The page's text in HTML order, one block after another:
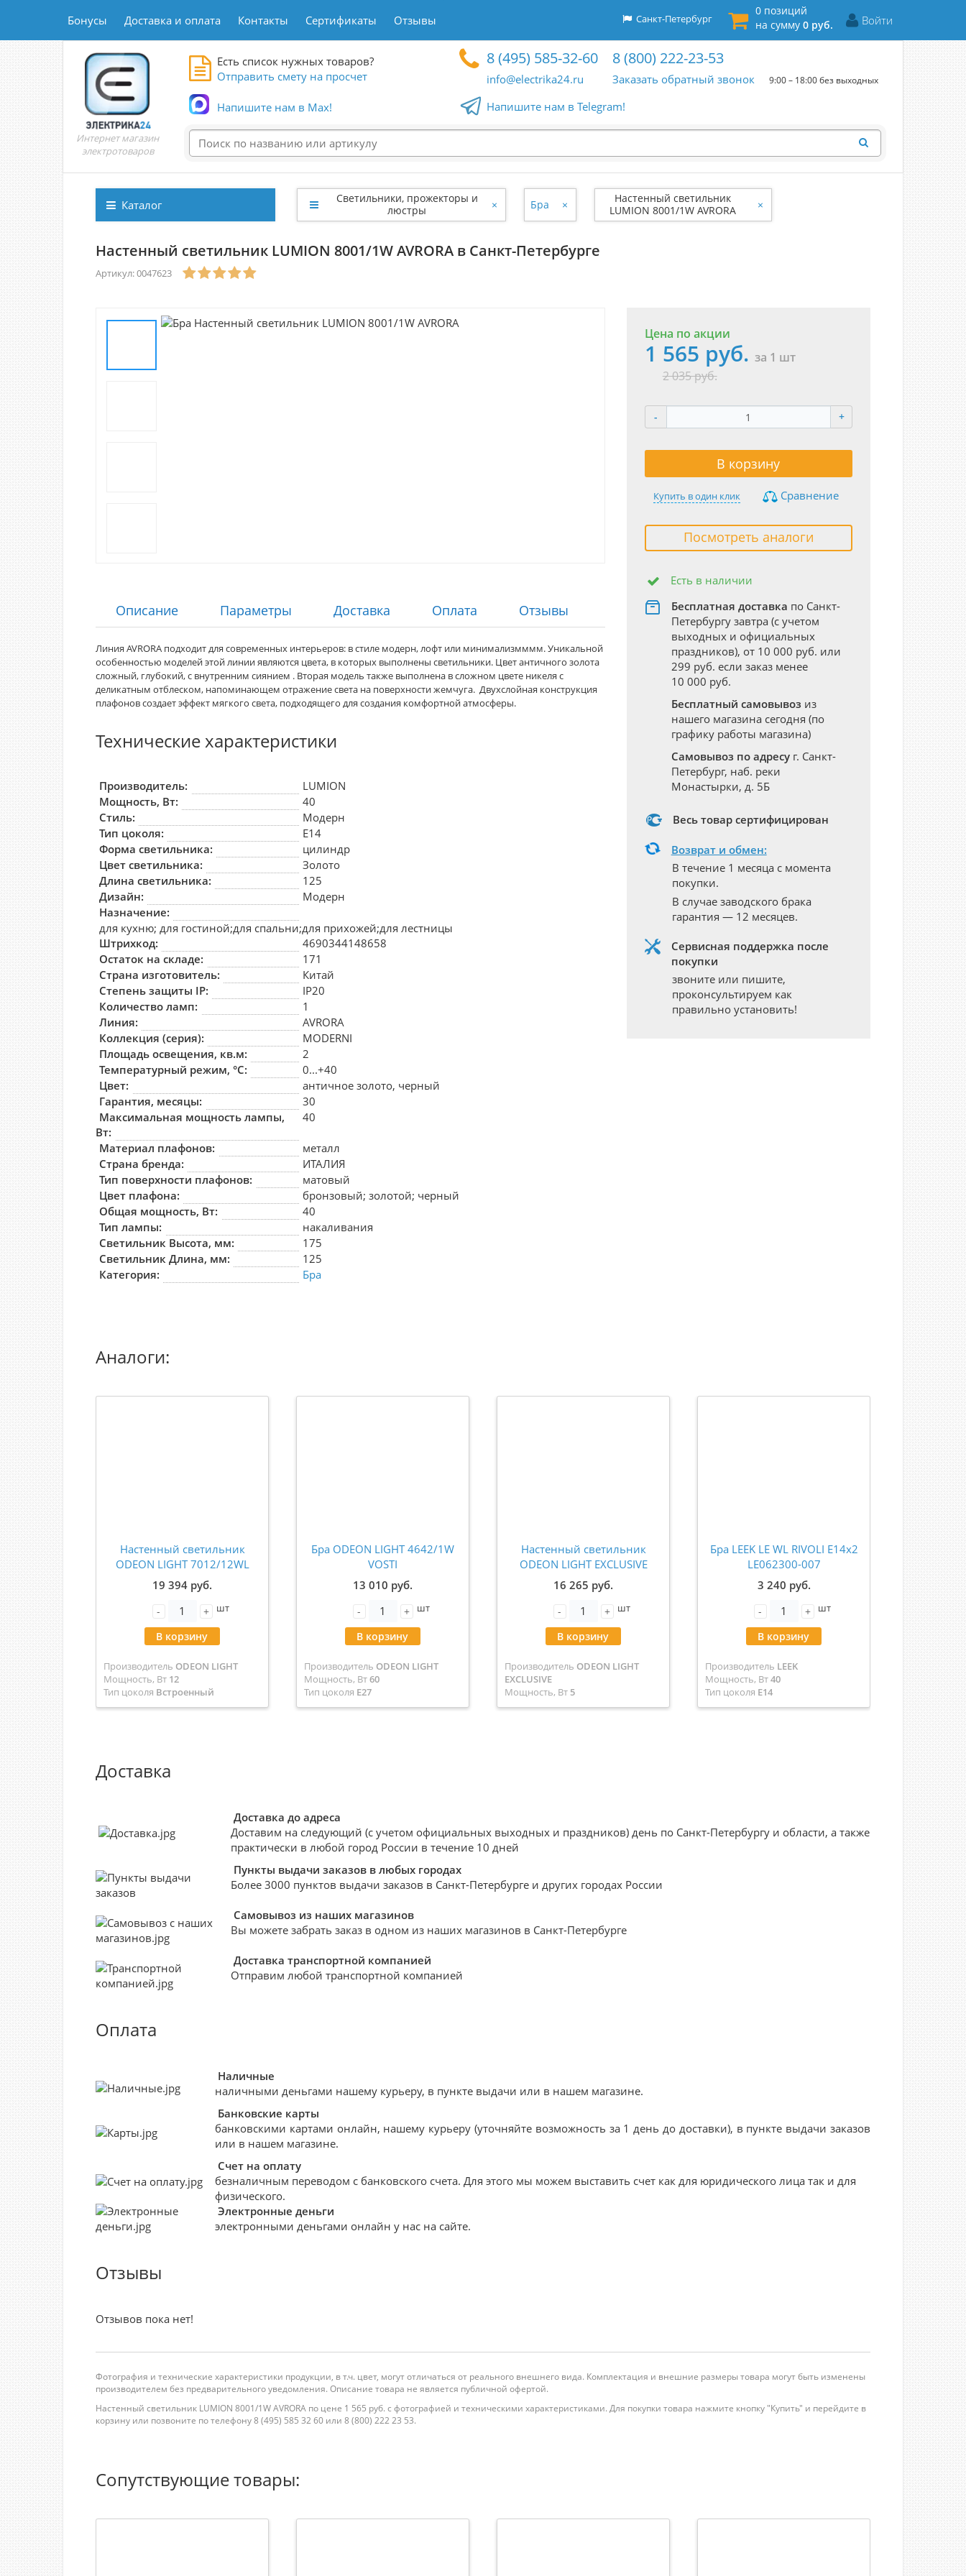
Бонусы Доставка и оплата Контакты Сертификаты Отзывы Войти
0 позиций
на сумму 0 руб.
Санкт-Петербург
Интернет магазин
электротоваров
Есть список нужных товаров?
Отправить смету на просчет
Напишите нам в Max!
8 (495) 585-32-60
info@electrika24.ru
8 (800) 222-23-53
Заказать обратный звонок 9:00 – 18:00 без выходных
Напишите нам в Telegram!
Каталог
Светильники, прожекторы и
люстры
× Бра ×
Настенный светильник
LUMION 8001/1W AVRORA
×
Настенный светильник LUMION 8001/1W AVRORA в Санкт-Петербурге
Артикул: 0047623
Цена по акции
1 565 руб. за 1 шт
2 035 руб.
- +
В корзину
Купить в один клик Сравнение
Посмотреть аналоги
Есть в наличии
Бесплатная доставка по Санкт-
Петербургу завтра (с учетом
выходных и официальных
праздников), от 10 000 руб. или
299 руб. если заказ менее
10 000 руб.
Бесплатный самовывоз из
нашего магазина сегодня (по
графику работы магазина)
Самовывоз по адресуг. Санкт-
Петербург, наб. реки
Монастырки, д. 5Б
Весь товар сертифицирован
Возврат и обмен:
В течение 1 месяца с момента
покупки.
В случае заводского брака
гарантия — 12 месяцев.
Сервисная поддержка после
покупки
звоните или пишите,
проконсультируем как
правильно установить!
Описание Параметры Доставка Оплата Отзывы
Линия AVRORA подходит для современных интерьеров: в стиле модерн, лофт или минимализмммм. Уникальной
особенностью моделей этой линии являются цвета, в которых выполнены светильники. Цвет античного золота
сложный, глубокий, с внутренним сиянием . Вторая модель также выполнена в сложном цвете никеля с
деликатным отблеском, напоминающем отражение света на поверхности жемчуга. Двухслойная конструкция
плафонов создает эффект мягкого света, подходящего для создания комфортной атмосферы.
Технические характеристики
Производитель:
LUMION
Мощность, Вт:
40
Стиль:
Модерн
Тип цоколя:
E14
Форма светильника:
цилиндр
Цвет светильника:
Золото
Длина светильника:
125
Дизайн:
Модерн
Назначение:
для кухню; для гостиной;для спальни;для прихожей;для лестницы
Штрихкод:
4690344148658
Остаток на складе:
171
Страна изготовитель:
Китай
Степень защиты IP:
IP20
Количество ламп:
1
Линия:
AVRORA
Коллекция (серия):
MODERNI
Площадь освещения, кв.м:
2
Температурный режим, °С:
0...+40
Цвет:
античное золото, черный
Гарантия, месяцы:
30
Максимальная мощность лампы,
Вт:
40
Материал плафонов:
металл
Страна бренда:
ИТАЛИЯ
Тип поверхности плафонов:
матовый
Цвет плафона:
бронзовый; золотой; черный
Общая мощность, Вт:
40
Тип лампы:
накаливания
Светильник Высота, мм:
175
Светильник Длина, мм:
125
Категория:
Бра
Аналоги:
Настенный светильник
ODEON LIGHT 7012/12WL
TERRAZZO LED
19 394 руб.
- + шт
В корзину
Производитель ODEON LIGHT
Мощность, Вт 12
Тип цоколя Встроенный
светодиод (LED)
Бра ODEON LIGHT 4642/1W
VOSTI
13 010 руб.
- + шт
В корзину
Производитель ODEON LIGHT
Мощность, Вт60
Тип цоколя E27
Артикул0042550
Настенный светильник
ODEON LIGHT EXCLUSIVE
5445/5WL LISTVA G4 LED
16 265 руб.
- + шт
В корзину
Производитель ODEON LIGHT
EXCLUSIVE
Мощность, Вт 5
Тип цоколяG9
Бра LEEK LE WL RIVOLI E14х2
LE062300-007
3 240 руб.
- + шт
В корзину
Производитель LEEK
Мощность, Вт40
Тип цоколя E14
АртикулLE062300-007
Доставка
Доставка до адреса
Доставим на следующий (с учетом официальных выходных и праздников) день по Санкт-Петербургу и области, а также
практически в любой город России в течение 10 дней
Пункты выдачи заказов в любых городах
Более 3000 пунктов выдачи заказов в Санкт-Петербурге и других городах России
Самовывоз из наших магазинов
Вы можете забрать заказ в одном из наших магазинов в Санкт-Петербурге
Доставка транспортной компанией
Отправим любой транспортной компанией
Оплата
Наличные
наличными деньгами нашему курьеру, в пункте выдачи или в нашем магазине.
Банковские карты
банковскими картами онлайн, нашему курьеру (уточняйте возможность за 1 день до доставки), в пункте выдачи заказов
или в нашем магазине.
Счет на оплату
безналичным переводом с банковского счета. Для этого мы можем выставить счет как для юридического лица так и для
физического.
Электронные деньги
электронными деньгами онлайн у нас на сайте.
Отзывы
Отзывов пока нет!
Фотография и технические характеристики продукции, в т.ч. цвет, могут отличаться от реального внешнего вида. Комплектация и внешние размеры товара могут быть изменены
производителем без предварительного уведомления. Описание товара не является публичной офертой.
Настенный светильник LUMION 8001/1W AVRORA по цене 1 565 руб. с фотографией и техническими характеристиками. Для покупки товара нажмите кнопку "Купить" и перейдите в
корзину или позвоните по телефону 8 (495) 585 32 60 или 8 (800) 222 23 53.
Сопутствующие товары: